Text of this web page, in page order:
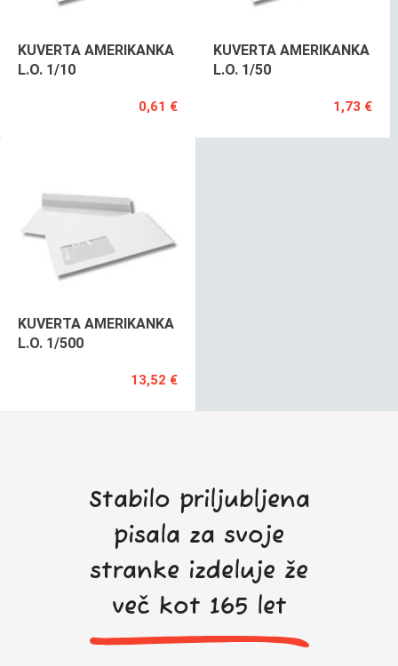
KUVERTA AMERIKANKA
L.O. 1/10
0,61 €
KUVERTA AMERIKANKA
L.O. 1/50
1,73 €
KUVERTA AMERIKANKA
L.O. 1/500
13,52 €
Stabilo priljubljena
pisala za svoje
stranke izdeluje že
več kot 165 let